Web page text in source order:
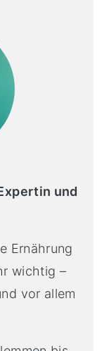
und
Ernährung
wichtig –
vor allem